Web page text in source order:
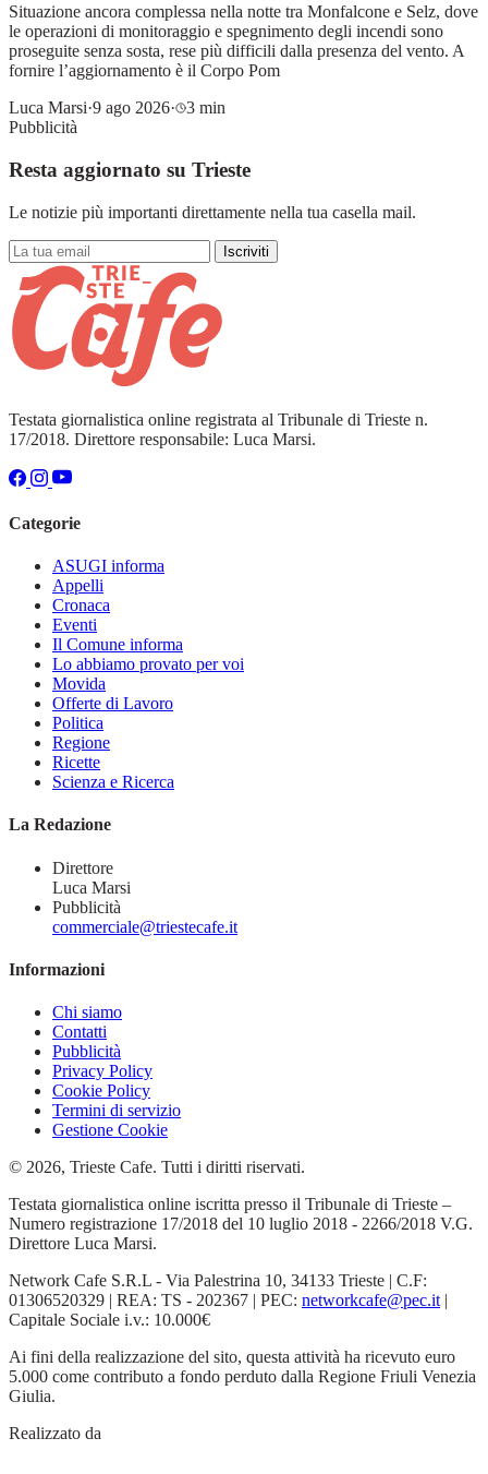
Situazione ancora complessa nella notte tra Monfalcone e Selz, dove
le operazioni di monitoraggio e spegnimento degli incendi sono
proseguite senza sosta, rese più difficili dalla presenza del vento. A
fornire l’aggiornamento è il Corpo Pom
Luca Marsi·9 ago 2026·
3 min
Pubblicità
Resta aggiornato su Trieste
Le notizie più importanti direttamente nella tua casella mail.
Iscriviti
Testata giornalistica online registrata al Tribunale di Trieste n.
17/2018. Direttore responsabile: Luca Marsi.
Categorie
ASUGI informa
Appelli
Cronaca
Eventi
Il Comune informa
Lo abbiamo provato per voi
Movida
Offerte di Lavoro
Politica
Regione
Ricette
Scienza e Ricerca
La Redazione
Direttore
Luca Marsi
Pubblicità
commerciale@triestecafe.it
Informazioni
Chi siamo
Contatti
Pubblicità
Privacy Policy
Cookie Policy
Termini di servizio
Gestione Cookie
© 2026, Trieste Cafe. Tutti i diritti riservati.
Testata giornalistica online iscritta presso il Tribunale di Trieste –
Numero registrazione 17/2018 del 10 luglio 2018 - 2266/2018 V.G.
Direttore Luca Marsi.
Network Cafe S.R.L - Via Palestrina 10, 34133 Trieste | C.F:
01306520329 | REA: TS - 202367 | PEC: networkcafe@pec.it |
Capitale Sociale i.v.: 10.000€
Ai fini della realizzazione del sito, questa attività ha ricevuto euro
5.000 come contributo a fondo perduto dalla Regione Friuli Venezia
Giulia.
Realizzato da